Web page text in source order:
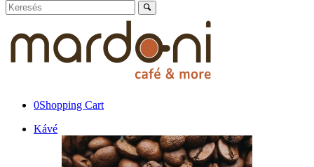
0Shopping Cart
Kávé